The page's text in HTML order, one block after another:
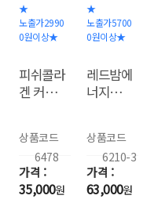
★
노출가2990
0원이상★
피쉬콜라
겐 커피
상품코드
6478
35,000원
★
노출가5700
0원이상★
레드밤에
너지업10
상품코드
6210-3
63,000원